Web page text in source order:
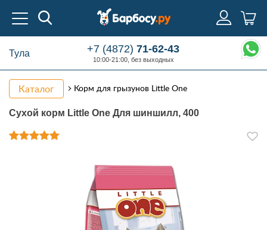
Тула +7 (4872)71-62-43
10:00-21:00, без выходных
Каталог Корм для грызунов Little One
Сухой корм Little One Для шиншилл, 400